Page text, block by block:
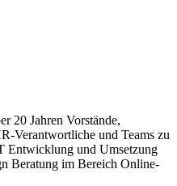
20 Jahren Vorstände,
Verantwortliche und Teams zu
Entwicklung und Umsetzung
Beratung im Bereich Online-